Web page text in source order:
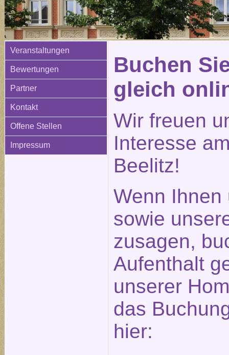
Veranstaltungen
Bewertungen
Partner
Kontakt
Offene Stellen
Impressum
Buchen
gleich
Wir freuen
Interesse
Beelitz!
Wenn Ihnen
sowie
zusagen,
Aufenthalt
unserer
das
hier: